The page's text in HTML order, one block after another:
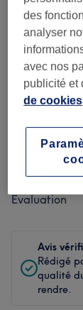
Propreté
Personnel
Évaluation
Avis
Rédigé
qualité
rendre.
des
analyser
avec nos
publicité et
de cookies